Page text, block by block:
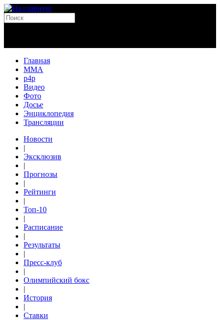
Главная
MMA
p4p
Видео
Фото
Досье
Энциклопедия
Трансляции
Новости
|
Эксклюзив
|
Прогнозы
|
Рейтинги
|
Топ-10
|
Расписание
|
Результаты
|
Пресс-клуб
|
Олимпийский бокс
|
История
|
Ставки